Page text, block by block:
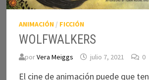
ANIMACIÓN / FICCIÓN
WOLFWALKERS
porVera Meiggs julio 7, 2021 0
El cine de animación puede que